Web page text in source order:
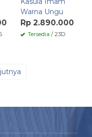
Warna Ungu
Rp 2.890.000
Tersedia / 23D